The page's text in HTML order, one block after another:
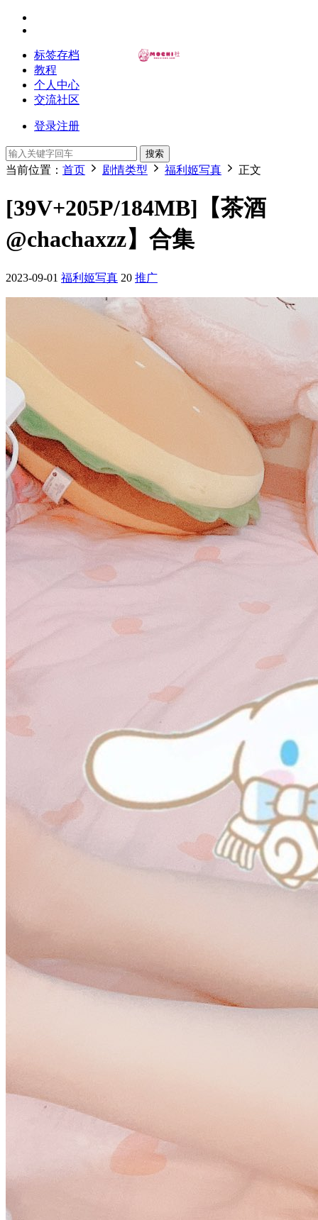
标签存档
教程
个人中心
交流社区
登录注册
搜索
当前位置： 首页 剧情类型 福利姬写真 正文
[39V+205P/184MB]【茶酒
@chachaxzz】合集
2023-09-01 福利姬写真 20 推广